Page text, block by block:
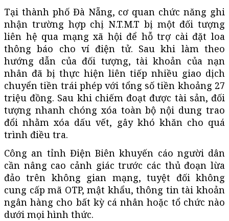
Tại thành phố Đà Nẵng, cơ quan chức năng ghi
nhận trường hợp chị N.T.M.T bị một đối tượng
liên hệ qua mạng xã hội để hỗ trợ cài đặt loa
thông báo cho ví điện tử. Sau khi làm theo
hướng dẫn của đối tượng, tài khoản của nạn
nhân đã bị thực hiện liên tiếp nhiều giao dịch
chuyển tiền trái phép với tổng số tiền khoảng 27
triệu đồng. Sau khi chiếm đoạt được tài sản, đối
tượng nhanh chóng xóa toàn bộ nội dung trao
đổi nhằm xóa dấu vết, gây khó khăn cho quá
trình điều tra.
Công an tỉnh Điện Biên khuyến cáo người dân
cần nâng cao cảnh giác trước các thủ đoạn lừa
đảo trên không gian mạng, tuyệt đối không
cung cấp mã OTP, mật khẩu, thông tin tài khoản
ngân hàng cho bất kỳ cá nhân hoặc tổ chức nào
dưới mọi hình thức.